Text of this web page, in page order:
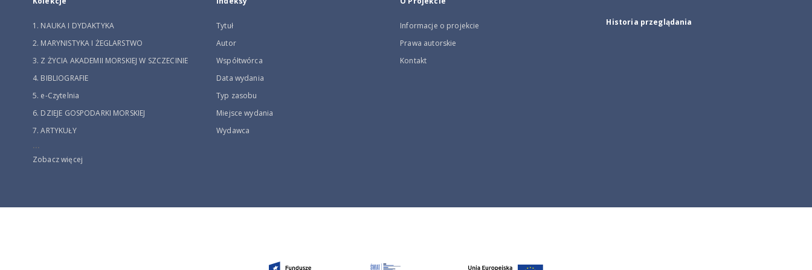
1. NAUKA I DYDAKTYKA
2. MARYNISTYKA I ŻEGLARSTWO
3. Z ŻYCIA AKADEMII MORSKIEJ W SZCZECINIE
4. BIBLIOGRAFIE
5. e-Czytelnia
6. DZIEJE GOSPODARKI MORSKIEJ
7. ARTYKUŁY
...
Zobacz więcej
Tytuł
Autor
Współtwórca
Data wydania
Typ zasobu
Miejsce wydania
Wydawca
Informacje o projekcie
Prawa autorskie
Kontakt
Historia przeglądania